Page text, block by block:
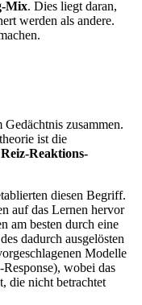
Mix. Dies liegt daran,
werden als andere.
zusammen.
ist die
Reiz-Reaktions-
diesen Begriff.
auf das Lernen hervor
am besten durch eine
dadurch ausgelösten
Modelle
wobei das
die nicht betrachtet